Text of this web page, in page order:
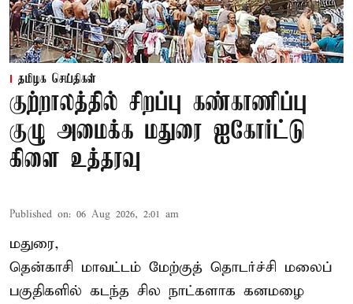
தமிழக செய்திகள்
குற்றாலத்தில் சிறப்பு கண்காணிப்பு
குழு அமைக்க மதுரை ஐகோர்ட்டு
கிளை உத்தரவு
Published on: 06 Aug 2026, 2:01 am
மதுரை,
தென்காசி மாவட்டம் மேற்குத் தொடர்ச்சி மலைப்
பகுதிகளில் கடந்த சில நாட்களாக கனமழை